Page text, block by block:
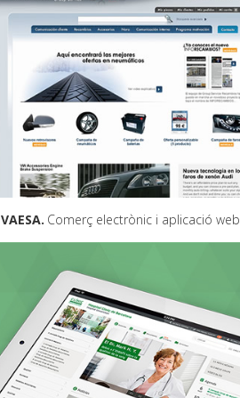
VAESA Comerç electrònic i aplicació web